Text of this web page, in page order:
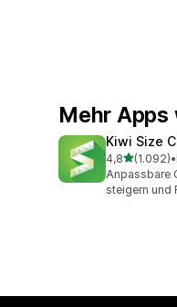
Mehr Apps
Kiwi Size
4,8von 5
(1.092)
1092 •
Anpassbare
steigern und